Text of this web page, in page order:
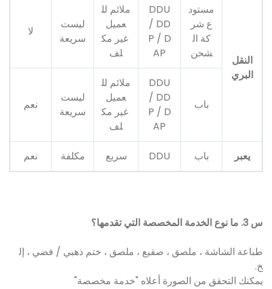
النقل
البري
مستود
ع شر
كة ال
شحن
DDU
/ DD
P / D
AP
ملائم لل
عميل
غير مك
لف
ليست
سريعة
لا
باب
DDU
/ DD
P / D
AP
ملائم لل
عميل
غير مك
لف
ليست
سريعة
نعم
يعبر باب DDU سريع مكلفة نعم
س 3. ما نوع الخدمة المخصصة التي تقدمها؟
طباعة الشاشة ، ملصق ، صقيع ، ملصق ، ختم ذهبي / فضي ، إل
خ.
يمكنك التحقق من الصورة أعلاه "خدمة مخصصة"